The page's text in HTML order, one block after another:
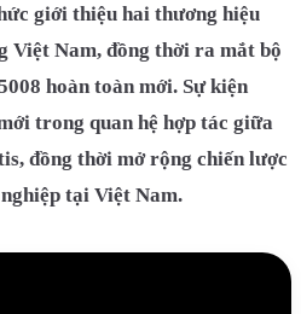
giới thiệu hai thương hiệu
Việt Nam, đồng thời ra mắt bộ
hoàn toàn mới. Sự kiện
trong quan hệ hợp tác giữa
đồng thời mở rộng chiến lược
tại Việt Nam.